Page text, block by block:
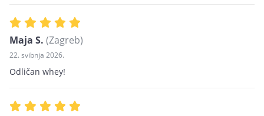
Maja S. (Zagreb)
22. svibnja 2026.
Odličan whey!